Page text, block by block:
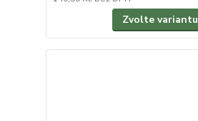
Zvolte variantu